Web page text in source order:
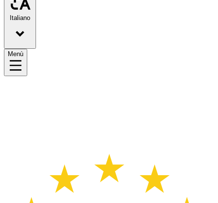
Italiano
Menù